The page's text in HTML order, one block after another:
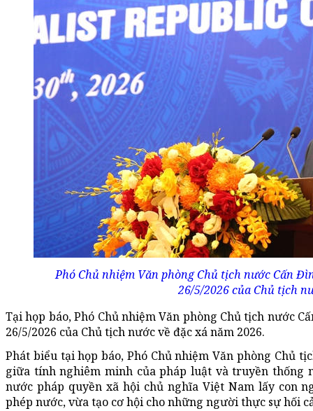
Phó Chủ nhiệm Văn phòng Chủ tịch nước Cấn
26/5/2026 của Chủ tịch
Tại họp báo, Phó Chủ nhiệm Văn phòng Chủ tịch nước
26/5/2026 của Chủ tịch nước về đặc xá năm 2026.
Phát biểu tại họp báo, Phó Chủ nhiệm Văn phòng Chủ
giữa tính nghiêm minh của pháp luật và truyền thống
nước pháp quyền xã hội chủ nghĩa Việt Nam lấy con
phép nước, vừa tạo cơ hội cho những người thực sự hối